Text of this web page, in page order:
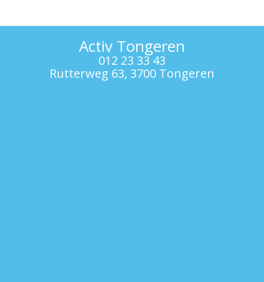
Activ Tongeren
012 23 33 43
Rutterweg 63, 3700 Tongeren